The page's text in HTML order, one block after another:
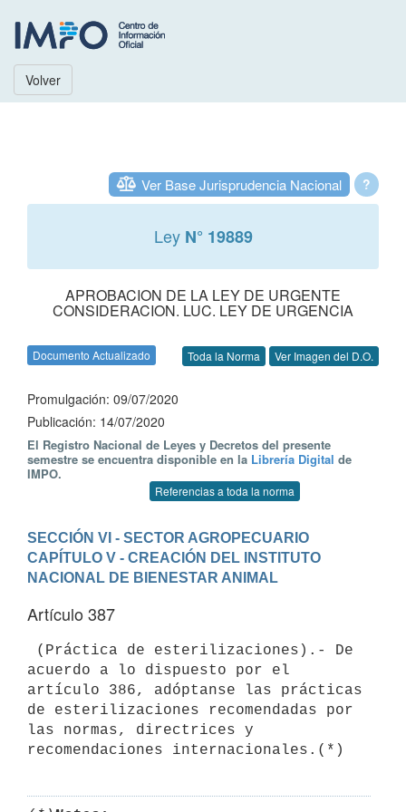
Volver
?
Ver Base Jurisprudencia Nacional
Ley N° 19889
APROBACION DE LA LEY DE URGENTE
CONSIDERACION. LUC. LEY DE URGENCIA
Documento Actualizado Toda la Norma Ver Imagen del D.O.
Promulgación: 09/07/2020
Publicación: 14/07/2020
El Registro Nacional de Leyes y Decretos del presente
semestre se encuentra disponible en la Librería Digital de
IMPO.
Referencias a toda la norma
SECCIÓN VI - SECTOR AGROPECUARIO
CAPÍTULO V - CREACIÓN DEL INSTITUTO
NACIONAL DE BIENESTAR ANIMAL
Artículo 387
acuerdo a lo dispuesto por el
artículo 386, adóptanse las prácticas
de esterilizaciones recomendadas por
las normas, directrices y